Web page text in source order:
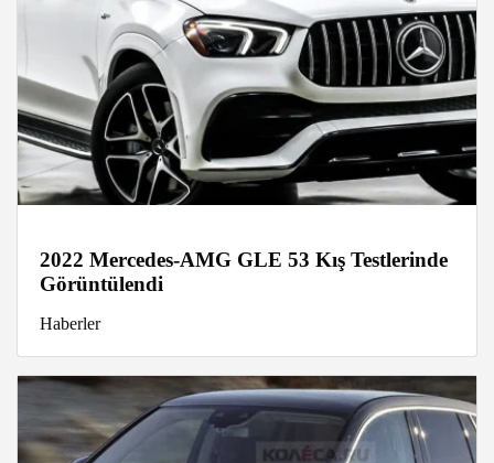
2022 Mercedes-AMG GLE 53 Kış Testlerinde
Görüntülendi
Haberler